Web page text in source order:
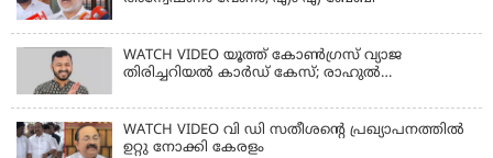
WATCH VIDEO യൂത്ത് കോൺഗ്രസ് വ്യാജ
തിരിച്ചറിയൽ കാർഡ് കേസ്; രാഹുൽ
WATCH VIDEO വി ഡി സതീശൻ്റെ പ്രഖ്യാപനത്തിൽ
ഉറ്റു നോക്കി കേരളം